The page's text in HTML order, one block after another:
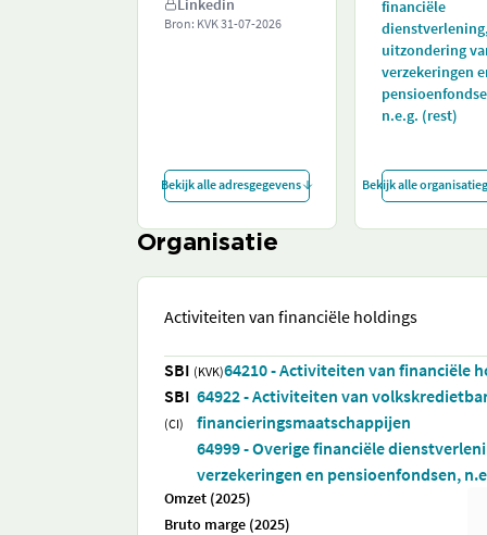
Linkedin
Bron: KVK31-07-2026
Bekijk alle adresgegevens
financiële
uitzondering
verzekeringen
n.e.g. (rest)
Bekijk alle
Organisatie
Activiteiten van financiële holdings
SBI (KVK)64210 - Activiteiten van financiële
SBI
(CI)
64922 - Activiteiten van
financieringsmaatschappijen
64999 - Overige financiële
verzekeringen en pensioenfondsen,
Omzet (2025)
Bruto marge (2025)